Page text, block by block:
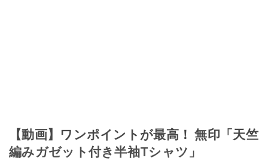
【動画】ワンポイントが最高！ 無印「天竺
編みガゼット付き半袖Tシャツ」